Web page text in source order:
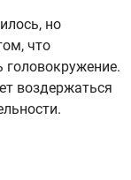
но
что
воздержаться